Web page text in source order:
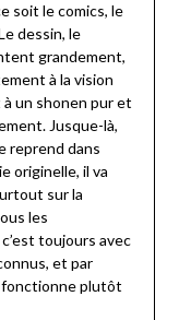
soit le comics, le
dessin, le
grandement,
à la vision
à un shonen pur et
Jusque-là,
reprend dans
originelle, il va
sur la
les
toujours avec
et par
fonctionne plutôt